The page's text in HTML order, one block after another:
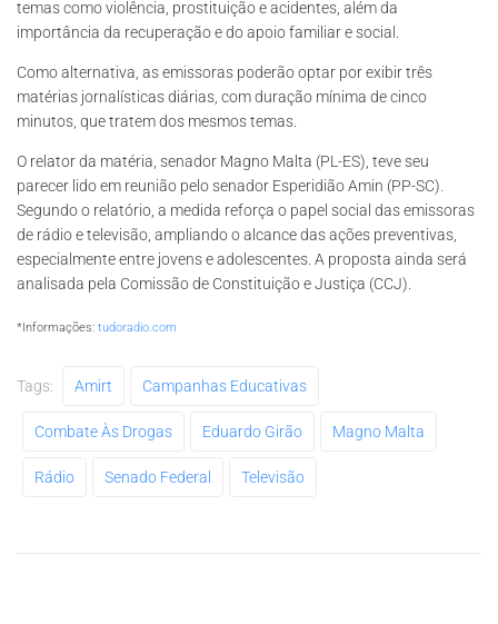
temas como violência, prostituição e acidentes, além da
importância da recuperação e do apoio familiar e social.
Como alternativa, as emissoras poderão optar por exibir três
matérias jornalísticas diárias, com duração mínima de cinco
minutos, que tratem dos mesmos temas.
O relator da matéria, senador Magno Malta (PL-ES), teve seu
parecer lido em reunião pelo senador Esperidião Amin (PP-SC).
Segundo o relatório, a medida reforça o papel social das emissoras
de rádio e televisão, ampliando o alcance das ações preventivas,
especialmente entre jovens e adolescentes. A proposta ainda será
analisada pela Comissão de Constituição e Justiça (CCJ).
*Informações: tudoradio.com
Tags: Amirt Campanhas Educativas
Combate Às Drogas Eduardo Girão Magno Malta
Rádio Senado Federal Televisão